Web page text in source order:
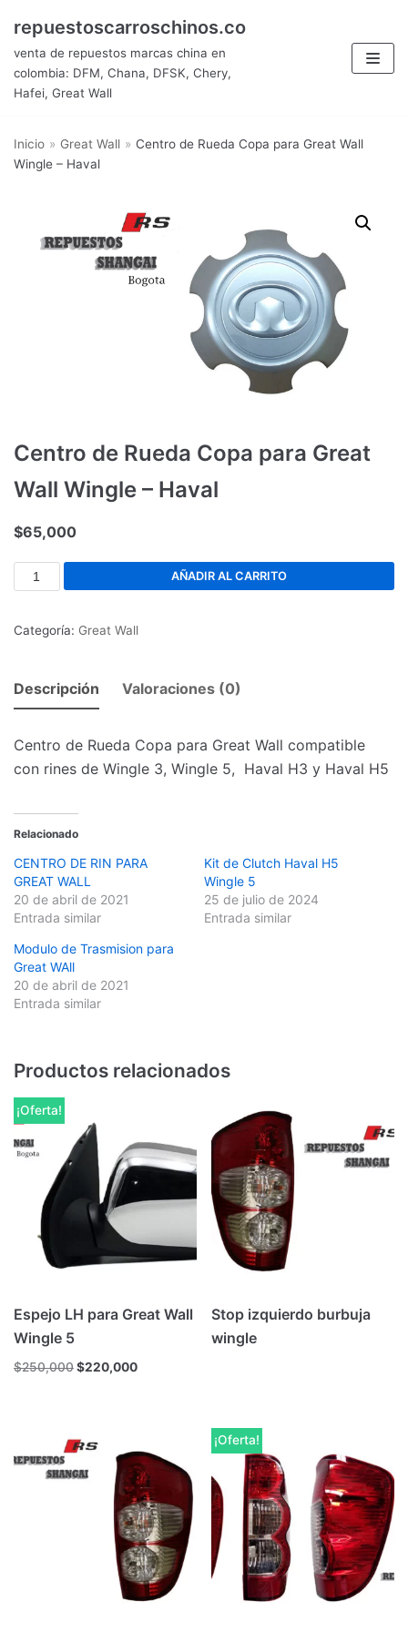
Saltar
contenido
repuestoscarroschinos.co
venta de repuestos marcas china en
colombia: DFM, Chana, DFSK, Chery,
Hafei, Great Wall
Inicio » Great Wall » Centro de Rueda Copa para Great Wall
Wingle – Haval
Centro de Rueda Copa para Great
Wall Wingle – Haval
$65,000
AÑADIR AL CARRITO
Categoría: Great Wall
Descripción Valoraciones (0)
Centro de Rueda Copa para Great Wall compatible
con rines de Wingle 3, Wingle 5, Haval H3 y Haval H5
Relacionado
CENTRO DE RIN PARA
GREAT WALL
20 de abril de 2021
Entrada similar
Kit de Clutch Haval H5
Wingle 5
25 de julio de 2024
Entrada similar
Modulo de Trasmision para
Great WAll
20 de abril de 2021
Entrada similar
Productos relacionados
¡Oferta!
Espejo LH para Great Wall
Wingle 5
$250,000$220,000
Stop izquierdo burbuja
wingle
¡Oferta!